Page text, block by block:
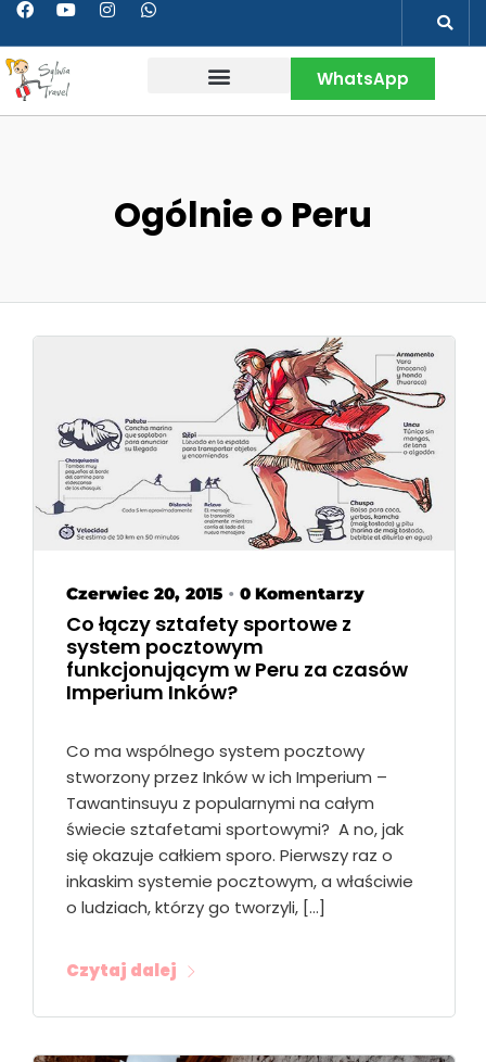
WhatsApp
Ogólnie o Peru
Czerwiec 20, 2015 • 0 Komentarzy
Co łączy sztafety sportowe z
system pocztowym
funkcjonującym w Peru za czasów
Imperium Inków?
Co ma wspólnego system pocztowy
stworzony przez Inków w ich Imperium –
Tawantinsuyu z popularnymi na całym
świecie sztafetami sportowymi? A no, jak
się okazuje całkiem sporo. Pierwszy raz o
inkaskim systemie pocztowym, a właściwie
o ludziach, którzy go tworzyli, […]
Czytaj dalej